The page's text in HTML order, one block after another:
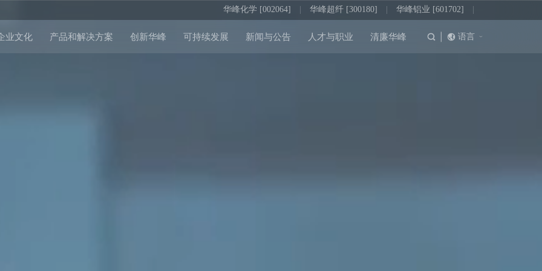
华峰化学 [002064] 华峰超纤 [300180] 华峰铝业 [601702]
业文化 产品和解决方案 创新华峰 可持续发展 新闻与公告 人才与职业 清廉华峰 语言